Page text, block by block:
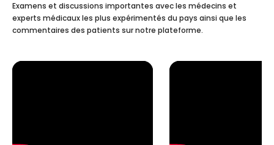
Examens et discussions importantes avec les médecins et
experts médicaux les plus expérimentés du pays ainsi que les
commentaires des patients sur notre plateforme.